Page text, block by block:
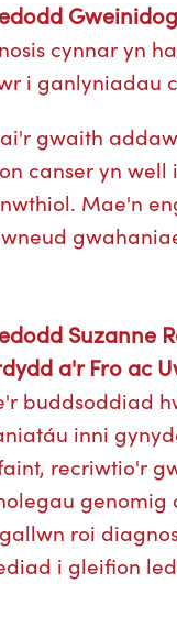
cynnar yn
i ganlyniadau
gwaith
canser yn well
Mae'n
Suzanne
a'r Fro ac
buddsoddiad
inni
recriwtio'r
genomig
roi
i gleifion